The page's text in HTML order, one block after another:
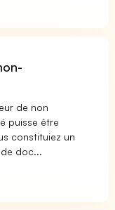
de non
puisse être
constituiez un
doc...